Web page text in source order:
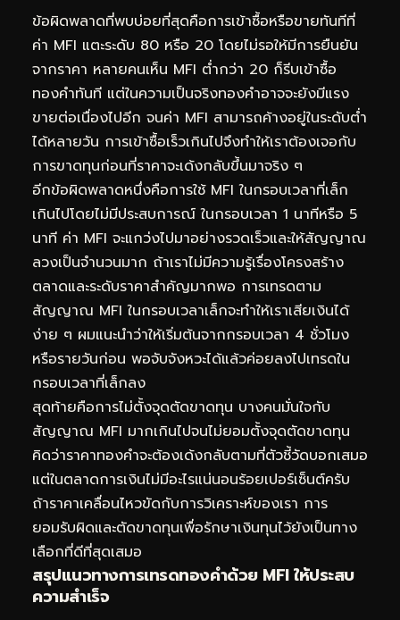
ข้อผิดพลาดที่พบบ่อยที่สุดคือการเข้าซื้อหรือขายทันทีที่
ค่า MFI แตะระดับ 80 หรือ 20 โดยไม่รอให้มีการยืนยัน
จากราคา หลายคนเห็น MFI ต่ำกว่า 20 ก็รีบเข้าซื้อ
ทองคำทันที แต่ในความเป็นจริงทองคำอาจจะยังมีแรง
ขายต่อเนื่องไปอีก จนค่า MFI สามารถค้างอยู่ในระดับต่ำ
ได้หลายวัน การเข้าซื้อเร็วเกินไปจึงทำให้เราต้องเจอกับ
การขาดทุนก่อนที่ราคาจะเด้งกลับขึ้นมาจริง ๆ
อีกข้อผิดพลาดหนึ่งคือการใช้ MFI ในกรอบเวลาที่เล็ก
เกินไปโดยไม่มีประสบการณ์ ในกรอบเวลา 1 นาทีหรือ 5
นาที ค่า MFI จะแกว่งไปมาอย่างรวดเร็วและให้สัญญาณ
ลวงเป็นจำนวนมาก ถ้าเราไม่มีความรู้เรื่องโครงสร้าง
ตลาดและระดับราคาสำคัญมากพอ การเทรดตาม
สัญญาณ MFI ในกรอบเวลาเล็กจะทำให้เราเสียเงินได้
ง่าย ๆ ผมแนะนำว่าให้เริ่มต้นจากกรอบเวลา 4 ชั่วโมง
หรือรายวันก่อน พอจับจังหวะได้แล้วค่อยลงไปเทรดใน
กรอบเวลาที่เล็กลง
สุดท้ายคือการไม่ตั้งจุดตัดขาดทุน บางคนมั่นใจกับ
สัญญาณ MFI มากเกินไปจนไม่ยอมตั้งจุดตัดขาดทุน
คิดว่าราคาทองคำจะต้องเด้งกลับตามที่ตัวชี้วัดบอกเสมอ
แต่ในตลาดการเงินไม่มีอะไรแน่นอนร้อยเปอร์เซ็นต์ครับ
ถ้าราคาเคลื่อนไหวขัดกับการวิเคราะห์ของเรา การ
ยอมรับผิดและตัดขาดทุนเพื่อรักษาเงินทุนไว้ยังเป็นทาง
เลือกที่ดีที่สุดเสมอ
สรุปแนวทางการเทรดทองคำด้วย MFI ให้ประสบ
ความสำเร็จ